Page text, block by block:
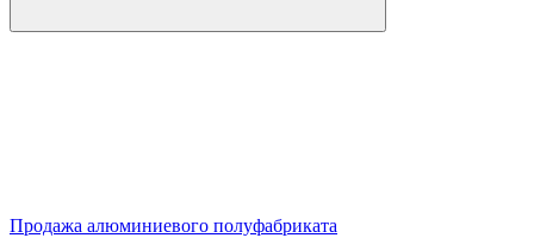
Продажа алюминиевого полуфабриката